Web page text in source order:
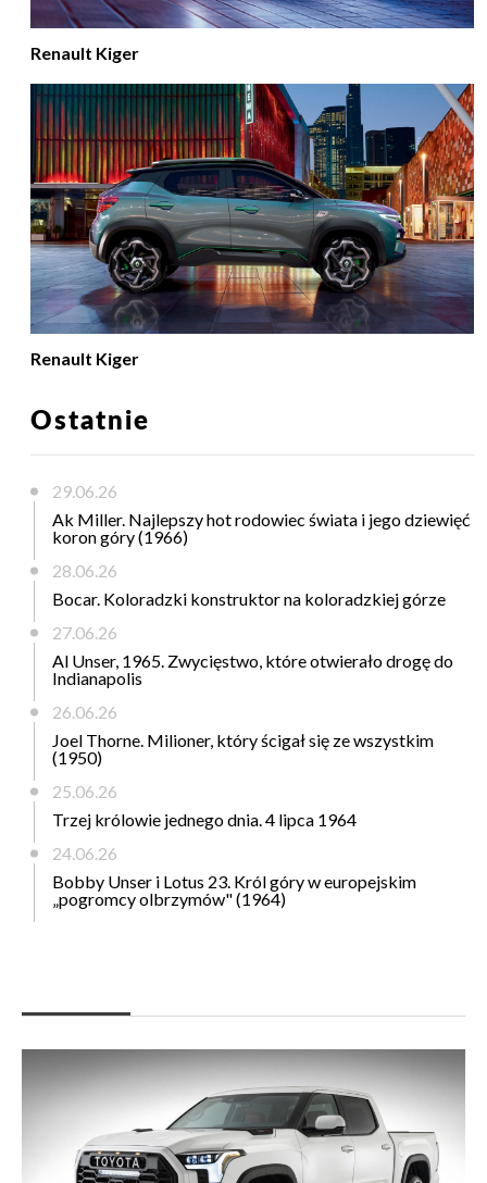
Renault Kiger
Renault Kiger
Ostatnie
29.06.26
Ak Miller. Najlepszy hot rodowiec świata i jego dziewięć
koron góry (1966)
28.06.26
Bocar. Koloradzki konstruktor na koloradzkiej górze
27.06.26
Al Unser, 1965. Zwycięstwo, które otwierało drogę do
Indianapolis
26.06.26
Joel Thorne. Milioner, który ścigał się ze wszystkim
(1950)
25.06.26
Trzej królowie jednego dnia. 4 lipca 1964
24.06.26
Bobby Unser i Lotus 23. Król góry w europejskim
„pogromcy olbrzymów" (1964)